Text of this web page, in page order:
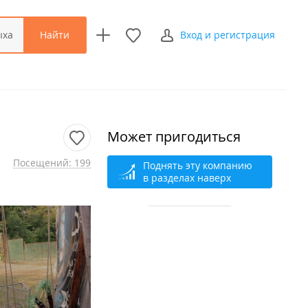
Найти Вход и регистрация
Посещений: 199
Может пригодиться
Поднять эту компанию
в разделах наверх